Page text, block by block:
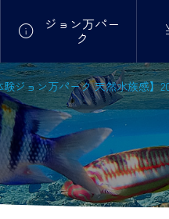
 ジョン万パー
ク
ジョン万パーク 天然水族感】